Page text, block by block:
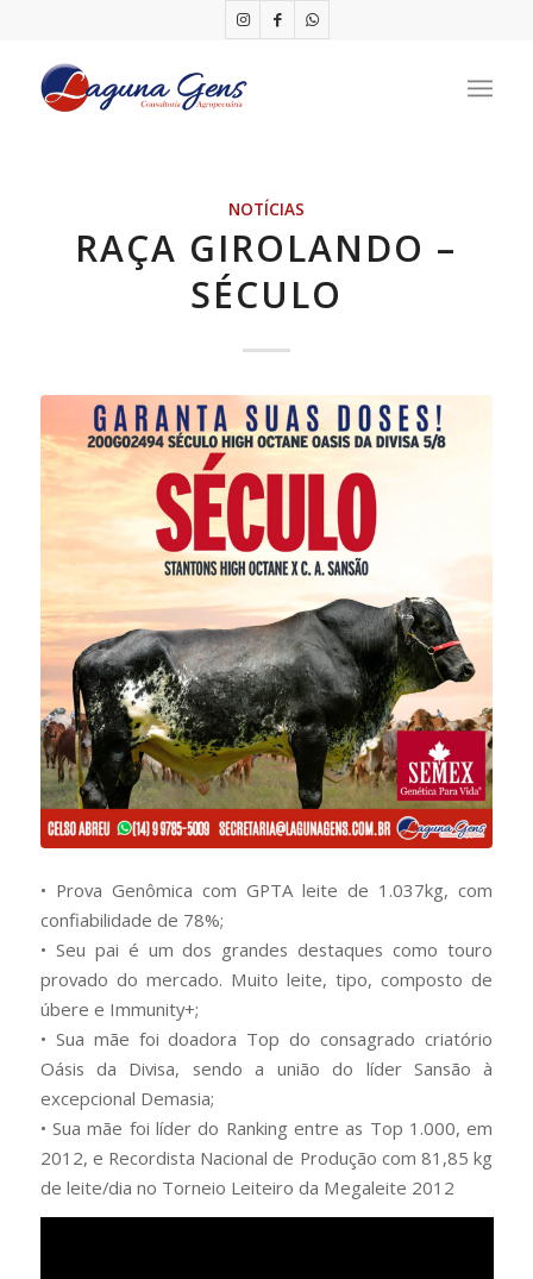
NOTÍCIAS
RAÇA GIROLANDO –
SÉCULO
• Prova Genômica com GPTA leite de 1.037kg, com
confiabilidade de 78%;
• Seu pai é um dos grandes destaques como touro
provado do mercado. Muito leite, tipo, composto de
úbere e Immunity+;
• Sua mãe foi doadora Top do consagrado criatório
Oásis da Divisa, sendo a união do líder Sansão à
excepcional Demasia;
• Sua mãe foi líder do Ranking entre as Top 1.000, em
2012, e Recordista Nacional de Produção com 81,85 kg
de leite/dia no Torneio Leiteiro da Megaleite 2012